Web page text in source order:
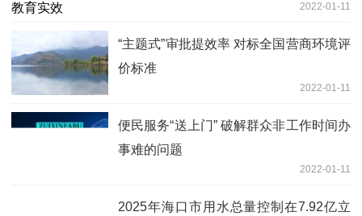
2022-01-11
“主题式”审批提效率 对标全国营商环境评
价标准
2022-01-11
便民服务“送上门” 破解群众非工作时间办
事难的问题
2022-01-11
2025年海口市用水总量控制在7.92亿立